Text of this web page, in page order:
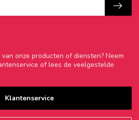
onze producten of diensten? Neem
of lees de veelgestelde
Klantenservice